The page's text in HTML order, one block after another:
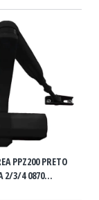
PPZ200 PRETO
2/3/4 0870...